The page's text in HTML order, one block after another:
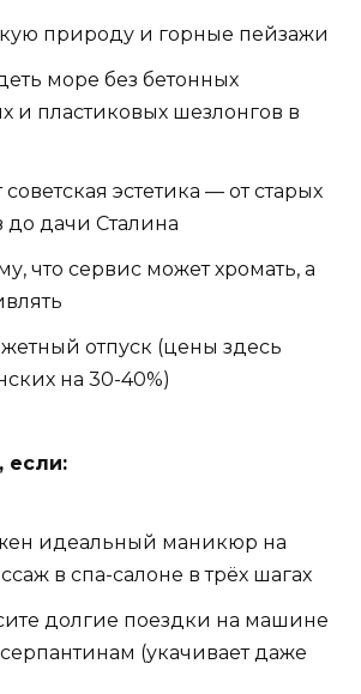
природу и горные пейзажи
море без бетонных
и пластиковых шезлонгов в
эстетика — от старых
до дачи Сталина
что сервис может хромать, а
отпуск (цены здесь
на 30-40%)
если:
идеальный маникюр на
в спа-салоне в трёх шагах
долгие поездки на машине
(укачивает даже